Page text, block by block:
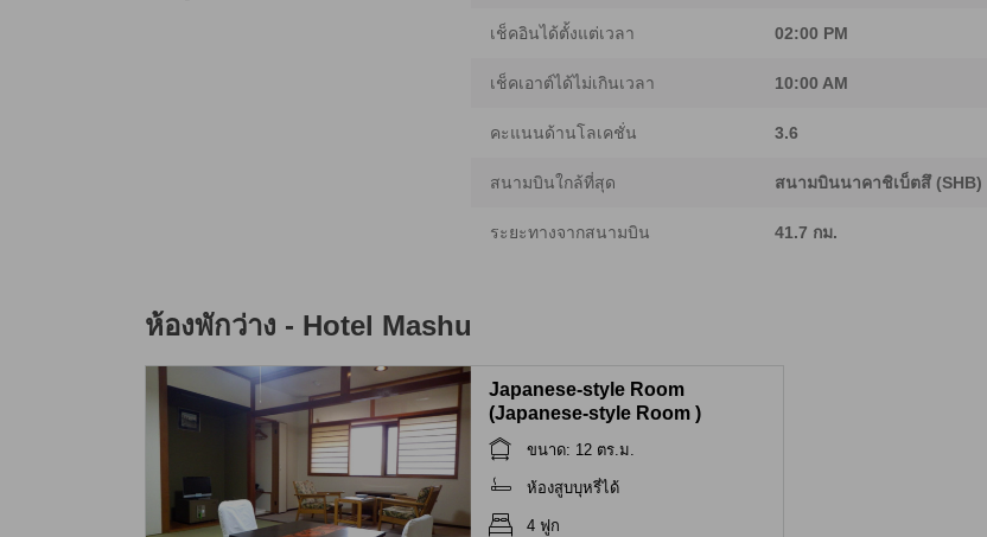
เช็คอินได้ตั้งแต่เวลา 02:00 PM
เช็คเอาต์ได้ไม่เกินเวลา 10:00 AM
คะแนนด้านโลเคชั่น 3.6
สนามบินใกล้ที่สุด สนามบินนาคาชิเบ็ตสึ (SHB)
ระยะทางจากสนามบิน 41.7 กม.
ห้องพักว่าง - Hotel Mashu
Japanese-style Room
(Japanese-style Room )
ขนาด: 12 ตร.ม.
ห้องสูบบุหรี่ได้
4 ฟูก